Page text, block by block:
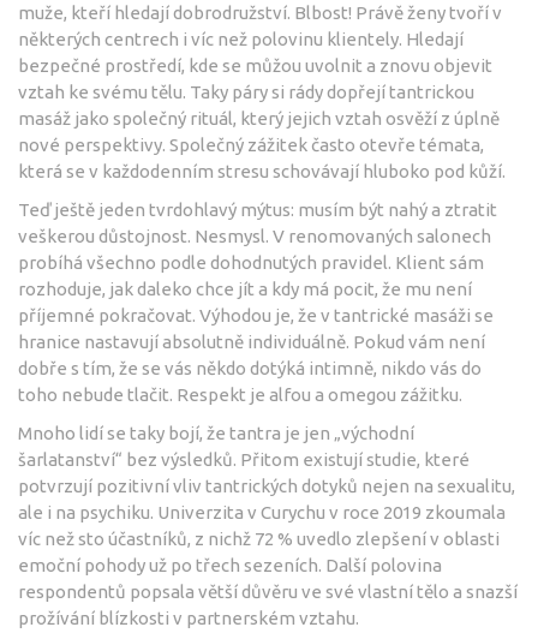
muže, kteří hledají dobrodružství. Blbost! Právě ženy tvoří v
některých centrech i víc než polovinu klientely. Hledají
bezpečné prostředí, kde se můžou uvolnit a znovu objevit
vztah ke svému tělu. Taky páry si rády dopřejí tantrickou
masáž jako společný rituál, který jejich vztah osvěží z úplně
nové perspektivy. Společný zážitek často otevře témata,
která se v každodenním stresu schovávají hluboko pod kůží.
Teď ještě jeden tvrdohlavý mýtus: musím být nahý a ztratit
veškerou důstojnost. Nesmysl. V renomovaných salonech
probíhá všechno podle dohodnutých pravidel. Klient sám
rozhoduje, jak daleko chce jít a kdy má pocit, že mu není
příjemné pokračovat. Výhodou je, že v tantrické masáži se
hranice nastavují absolutně individuálně. Pokud vám není
dobře s tím, že se vás někdo dotýká intimně, nikdo vás do
toho nebude tlačit. Respekt je alfou a omegou zážitku.
Mnoho lidí se taky bojí, že tantra je jen „východní
šarlatanství“ bez výsledků. Přitom existují studie, které
potvrzují pozitivní vliv tantrických dotyků nejen na sexualitu,
ale i na psychiku. Univerzita v Curychu v roce 2019 zkoumala
víc než sto účastníků, z nichž 72 % uvedlo zlepšení v oblasti
emoční pohody už po třech sezeních. Další polovina
respondentů popsala větší důvěru ve své vlastní tělo a snazší
prožívání blízkosti v partnerském vztahu.